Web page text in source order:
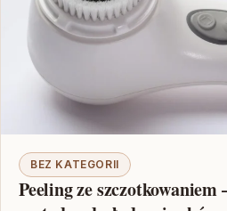
BEZ KATEGORII
Peeling ze